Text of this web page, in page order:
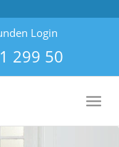
Login
299 50